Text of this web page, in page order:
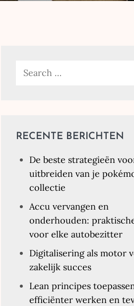
for:
RECENTE BERICHTEN
De beste strategieën
uitbreiden van je
collectie
Accu vervangen en
onderhouden:
voor elke autobezitter
Digitalisering als motor
zakelijk succes
Lean principes
efficiënter werken en